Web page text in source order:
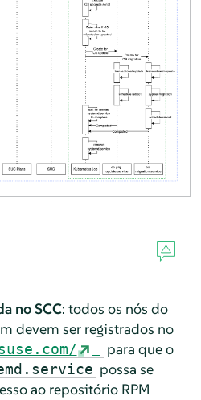
no SCC: todos os nós do
devem ser registrados no
para que o
possa se
ao repositório RPM